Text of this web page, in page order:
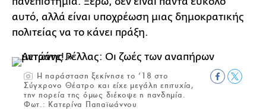
αυτό, αλλά είναι υποχρέωση μιας δημοκρατικής
πολιτείας να το κάνει πράξη.
Η παράσταση ξεκίνησε το ’18 στο
Σύγχρονο Θέατρο και είχε μεγάλη επιτυχία,
την πορεία της όμως διέκοψε η πανδημία.
Φωτ.: Κατερίνα Παπαϊωάννου